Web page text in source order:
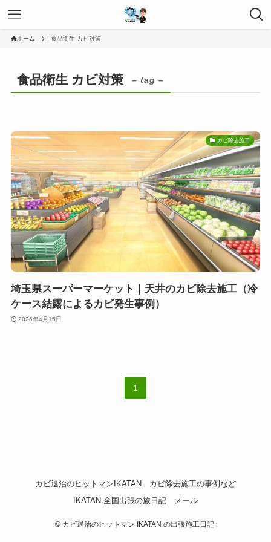
ホーム 食品衛生 カビ対策
食品衛生 カビ対策 – tag –
カビ除去施工
埼玉県スーパーマーケット｜天井のカビ除去施工（冷
ケース結露によるカビ発生事例）
2026年4月15日
1
カビ退治のヒットマンIKATAN
カビ除去施工の事例など
IKATAN 全国出張の旅日記
メール
© カビ退治のヒットマン IKATAN の出張施工日記.